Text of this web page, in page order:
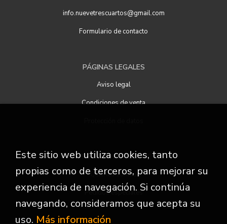
info.nuevetrescuartos@gmail.com
Formulario de contacto
PÁGINAS LEGALES
Aviso legal
Condiciones de venta
ATENCIÓN AL CLIENTE
Quiénes somos
Pedidos especiales
Este sitio web utiliza cookies, tanto
propias como de terceros, para mejorar su
experiencia de navegación. Si continúa
navegando, consideramos que acepta su
uso. Más información